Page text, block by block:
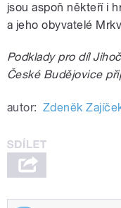
jsou aspoň někteří i
a jeho obyvatelé
Podklady pro díl
České Budějovice
autor: Zdeněk